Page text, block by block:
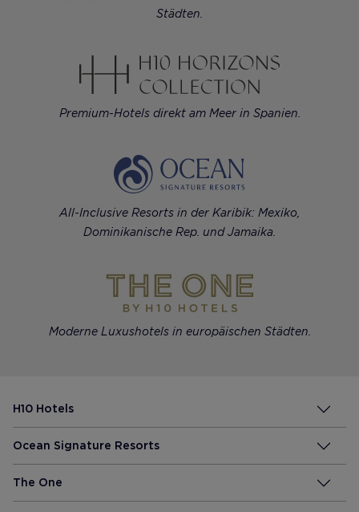
Städten.
Premium-Hotels direkt am Meer in Spanien.
All-Inclusive Resorts in der Karibik: Mexiko,
Dominikanische Rep. und Jamaika.
Moderne Luxushotels in europäischen Städten.
H10 Hotels
Ocean Signature Resorts
The One